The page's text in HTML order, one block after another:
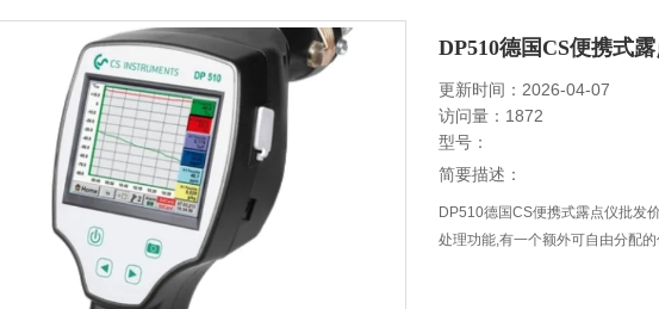
DP510德国CS便携式
更新时间：2026-04-07
访问量：1872
型号：
简要描述：
DP510德国CS便携式露点仪批发
处理功能,有一个额外可自由分配的